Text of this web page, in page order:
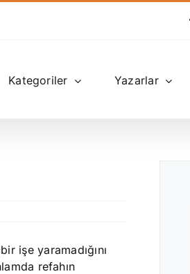
Kategoriler Yazarlar
işe yaramadığını
refahın